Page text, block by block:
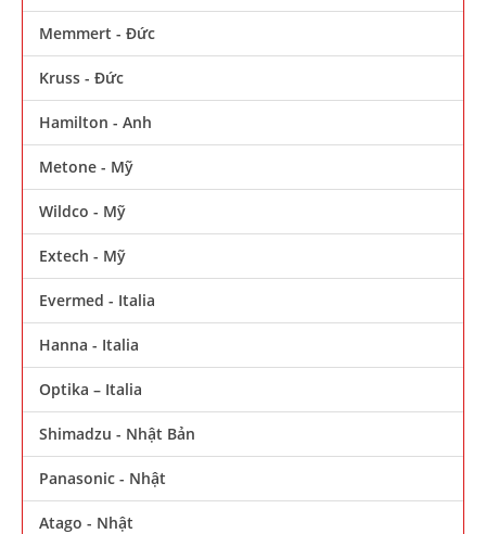
Memmert - Đức
Kruss - Đức
Hamilton - Anh
Metone - Mỹ
Wildco - Mỹ
Extech - Mỹ
Evermed - Italia
Hanna - Italia
Optika – Italia
Shimadzu - Nhật Bản
Panasonic - Nhật
Atago - Nhật